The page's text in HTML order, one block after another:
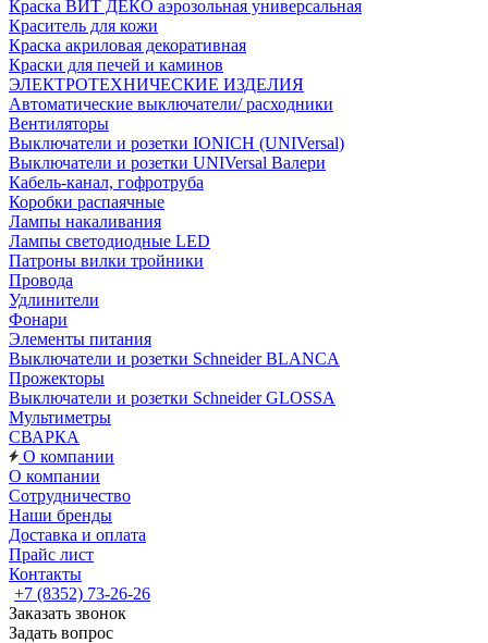
Краска ВИТ ДЕКО аэрозольная универсальная
Краситель для кожи
Краска акриловая декоративная
Краски для печей и каминов
ЭЛЕКТРОТЕХНИЧЕСКИЕ ИЗДЕЛИЯ
Автоматические выключатели/ расходники
Вентиляторы
Выключатели и розетки IONICH (UNIVersal)
Выключатели и розетки UNIVersal Валери
Кабель-канал, гофротруба
Коробки распаячные
Лампы накаливания
Лампы светодиодные LED
Патроны вилки тройники
Провода
Удлинители
Фонари
Элементы питания
Выключатели и розетки Schneider BLANCA
Прожекторы
Выключатели и розетки Schneider GLOSSA
Мультиметры
СВАРКА
О компании
О компании
Сотрудничество
Наши бренды
Доставка и оплата
Прайс лист
Контакты
+7 (8352) 73-26-26
Заказать звонок
Задать вопрос